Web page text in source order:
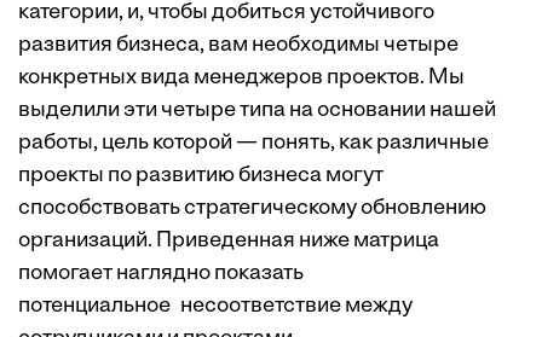
категории, и, чтобы добиться устойчивого
развития бизнеса, вам необходимы четыре
конкретных вида менеджеров проектов. Мы
выделили эти четыре типа на основании нашей
работы, цель которой — понять, как различные
проекты по развитию бизнеса могут
способствовать стратегическому обновлению
организаций. Приведенная ниже матрица
помогает наглядно показать
потенциальное несоответствие между